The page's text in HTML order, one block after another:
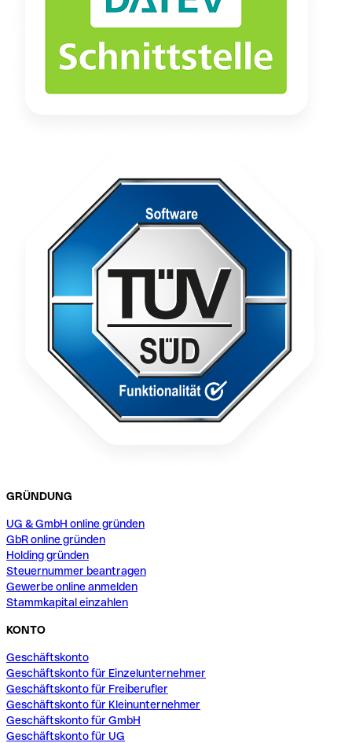
GRÜNDUNG
UG & GmbH online gründen
GbR online gründen
Holding gründen
Steuernummer beantragen
Gewerbe online anmelden
Stammkapital einzahlen
KONTO
Geschäftskonto
Geschäftskonto für Einzelunternehmer
Geschäftskonto für Freiberufler
Geschäftskonto für Kleinunternehmer
Geschäftskonto für GmbH
Geschäftskonto für UG